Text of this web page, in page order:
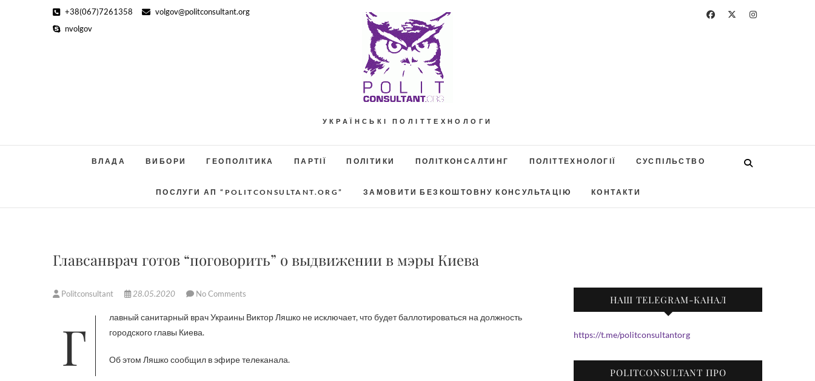
+38(067)7261358
volgov@politconsultant.org
nvolgov
УКРАЇНСЬКІ ПОЛІТТЕХНОЛОГИ
ВЛАДА ВИБОРИ ГЕОПОЛІТИКА ПАРТІЇ ПОЛІТИКИ ПОЛІТКОНСАЛТИНГ ПОЛІТТЕХНОЛОГІЇ СУСПІЛЬСТВО
ПОСЛУГИ АП “POLITCONSULTANT.ORG” ЗАМОВИТИ БЕЗКОШТОВНУ КОНСУЛЬТАЦІЮ КОНТАКТИ
Главсанврач готов “поговорить” о выдвижении в мэры Киева
Politconsultant 28.05.2020 No Comments
Главный санитарный врач Украины Виктор Ляшко не исключает, что будет баллотироваться на должность городского главы Киева.
Об этом Ляшко сообщил в эфире телеканала.
НАШ TELEGRAM-КАНАЛ
https://t.me/politconsultantorg
POLITCONSULTANT ПРО